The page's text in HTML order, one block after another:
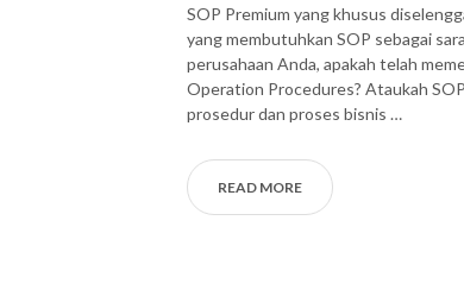
SOP Premium yang khusus
yang membutuhkan SOP sebagai
perusahaan Anda, apakah telah
Operation Procedures? Ataukah
prosedur dan proses bisnis …
READ MORE